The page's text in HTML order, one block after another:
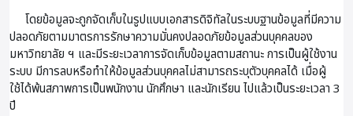
โดยข้อมูลจะถูกจัดเก็บในรูปแบบเอกสารดิจิทัลในระบบฐานข้อมูลที่มีความ
ปลอดภัยตามมาตรการรักษาความมั่นคงปลอดภัยข้อมูลส่วนบุคคลของ
มหาวิทยาลัย ฯ และมีระยะเวลาการจัดเก็บข้อมูลตามสถานะ การเป็นผู้ใช้งาน
ระบบ มีการลบหรือทำให้ข้อมูลส่วนบุคคลไม่สามารถระบุตัวบุคคลได้ เมื่อผู้
ใช้ได้พ้นสภาพการเป็นพนักงาน นักศึกษา และนักเรียน ไปแล้วเป็นระยะเวลา 3
ปี